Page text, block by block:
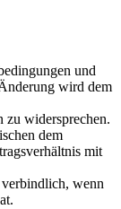
und
wird dem
zu widersprechen.
dem
mit
wenn